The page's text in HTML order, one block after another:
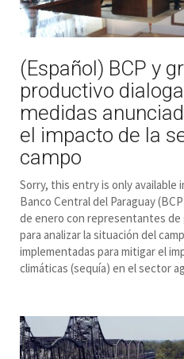
(Español) BCP y
productivo
medidas
el impacto de la
campo
Sorry, this entry is only available
Banco Central del Paraguay
de enero con representantes
para analizar la situación del
implementadas para mitigar el
climáticas (sequía) en el sector